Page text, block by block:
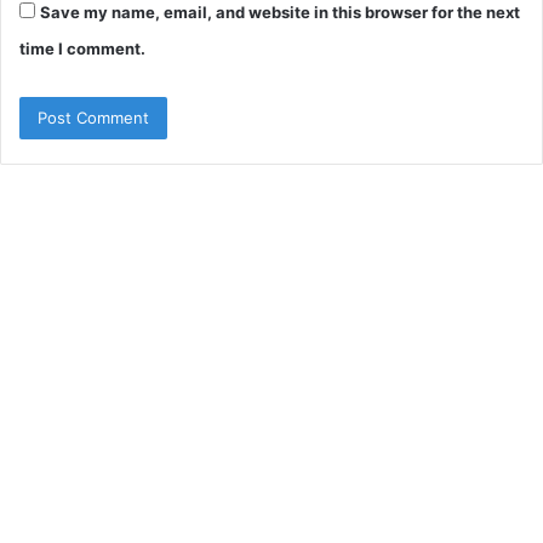
Save my name, email, and website in this browser for the next
time I comment.